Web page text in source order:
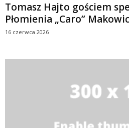
Tomasz Hajto gościem
Płomienia „Caro”
16 czerwca 2026